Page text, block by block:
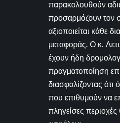
παρακολουθούν
προσαρμόζουν τον
αξιοποιείται κάθε
μεταφοράς. Ο κ.
έχουν ήδη
πραγματοποίηση
διασφαλίζοντας ότι
που επιθυμούν να
πληγείσες